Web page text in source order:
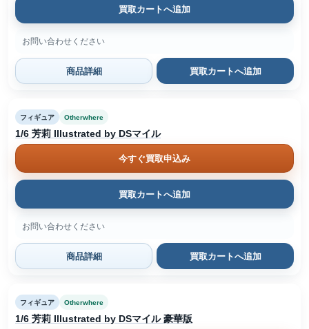
買取カートへ追加
お問い合わせください
商品詳細 買取カートへ追加
フィギュア Otherwhere
1/6 芳莉 Illustrated by DSマイル
今すぐ買取申込み
買取カートへ追加
お問い合わせください
商品詳細 買取カートへ追加
フィギュア Otherwhere
1/6 芳莉 Illustrated by DSマイル 豪華版